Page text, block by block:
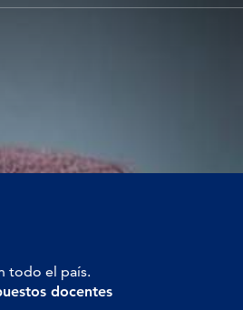
todo el país.
docentes